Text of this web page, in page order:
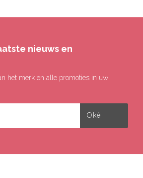
nieuws en
het merk en alle promoties in uw